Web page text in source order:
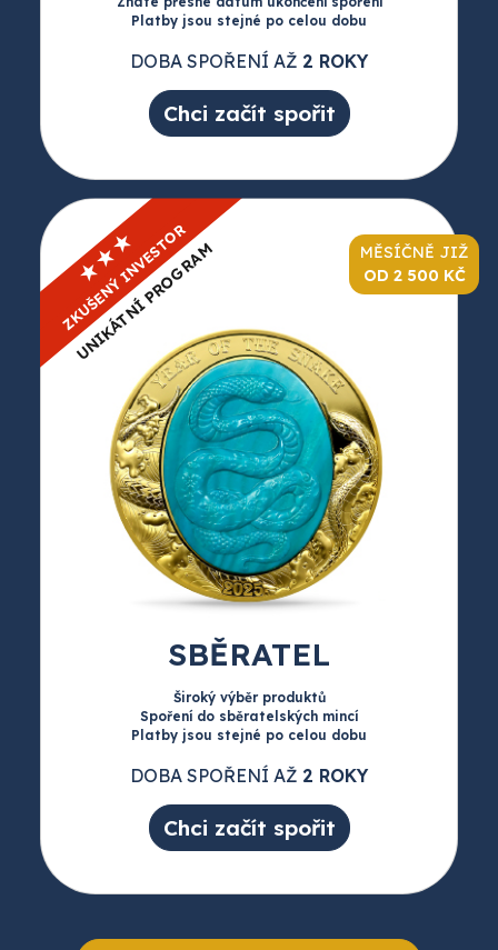
Platby jsou stejné po celou dobu
DOBA SPOŘENÍ AŽ 2 ROKY
Chci začít spořit
MĚSÍČNĚ JIŽ
OD 2 500 KČ
★★★
ZKUŠENÝ INVESTOR
UNIKÁTNÍ PROGRAM
SBĚRATEL
Široký výběr produktů
Spoření do sběratelských mincí
Platby jsou stejné po celou dobu
DOBA SPOŘENÍ AŽ 2 ROKY
Chci začít spořit